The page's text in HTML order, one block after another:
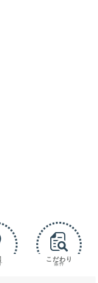
こだわり
条件